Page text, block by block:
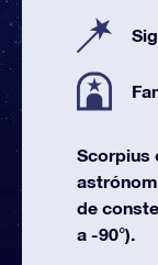
Scorpius
de
a -90°).